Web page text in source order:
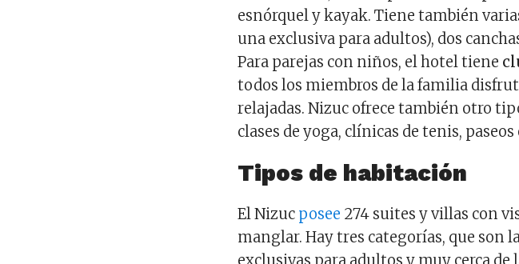
esnórquel y kayak. Tiene también
una exclusiva para adultos), dos
Para parejas con niños, el hotel tiene
todos los miembros de la familia
relajadas. Nizuc ofrece también otro
clases de yoga, clínicas de tenis,
Tipos de habitación
El Nizuc posee 274 suites y villas con
manglar. Hay tres categorías, que son